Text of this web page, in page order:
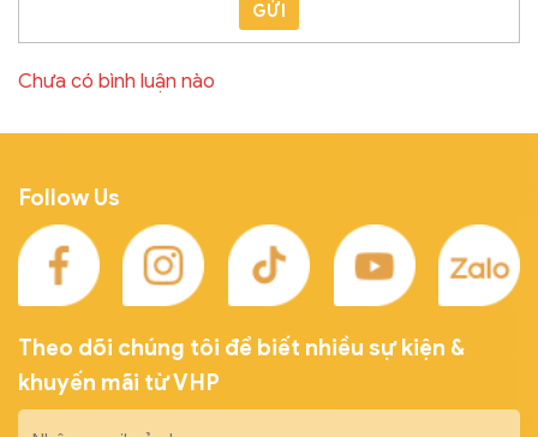
GỬI
Chưa có bình luận nào
Follow Us
Theo dõi chúng tôi để biết nhiều sự kiện &
khuyến mãi từ VHP